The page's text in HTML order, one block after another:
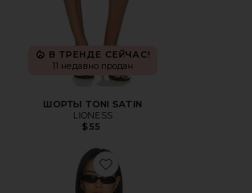
В ТРЕНДЕ СЕЙЧАС!
11 недавно продан
ШОРТЫ TONI SATIN
LIONESS
$55
Favorite ПОЛО COUNTRYSIDE